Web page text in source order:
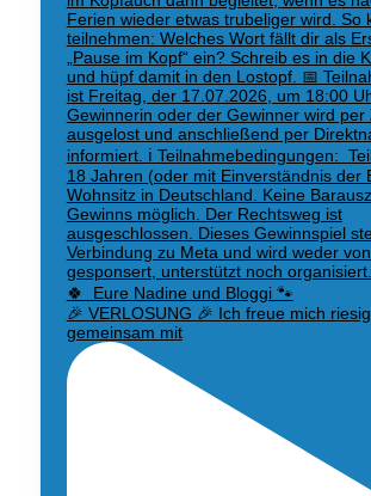
🎉 VERLOSUNG 🎉 Ich freue mich riesig,
gemeinsam mit